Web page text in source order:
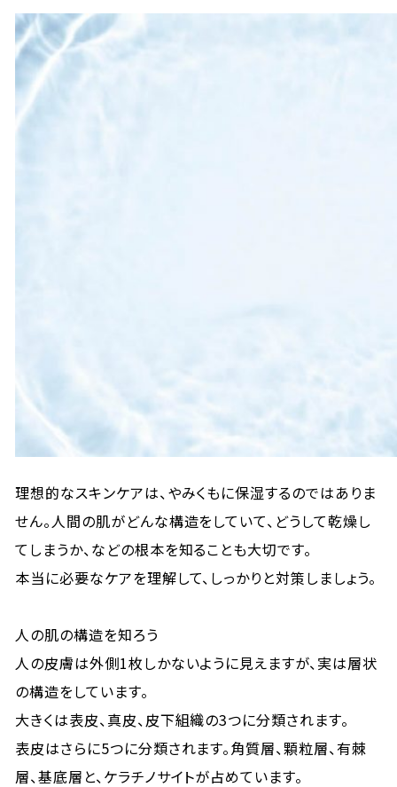
理想的なスキンケアは、やみくもに保湿するのではありま
せん。人間の肌がどんな構造をしていて、どうして乾燥し
てしまうか、などの根本を知ることも大切です。
本当に必要なケアを理解して、しっかりと対策しましょう。
人の肌の構造を知ろう
人の皮膚は外側1枚しかないように見えますが、実は層状
の構造をしています。
大きくは表皮、真皮、皮下組織の3つに分類されます。
表皮はさらに5つに分類されます。角質層、顆粒層、有棘
層、基底層と、ケラチノサイトが占めています。